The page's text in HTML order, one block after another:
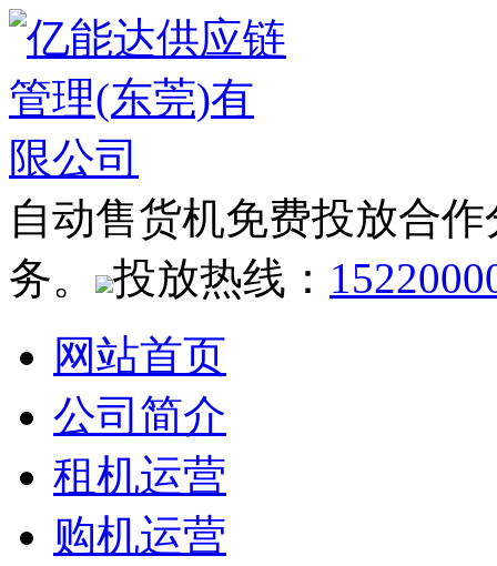
自动售货机免费投放合
务。
投放热线：
网站首页
公司简介
租机运营
购机运营